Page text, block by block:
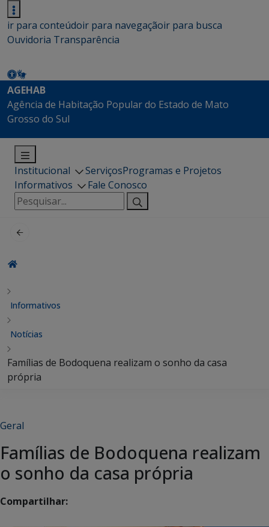
ir para conteúdoir para navegaçãoir para busca
Ouvidoria Transparência
AGEHAB
Agência de Habitação Popular do Estado de Mato
Grosso do Sul
Institucional ServiçosProgramas e Projetos
Informativos
Fale Conosco
Pesquisar
por:
Informativos
Notícias
Famílias de Bodoquena realizam o sonho da casa
própria
Geral
Famílias de Bodoquena realizam
o sonho da casa própria
Compartilhar: